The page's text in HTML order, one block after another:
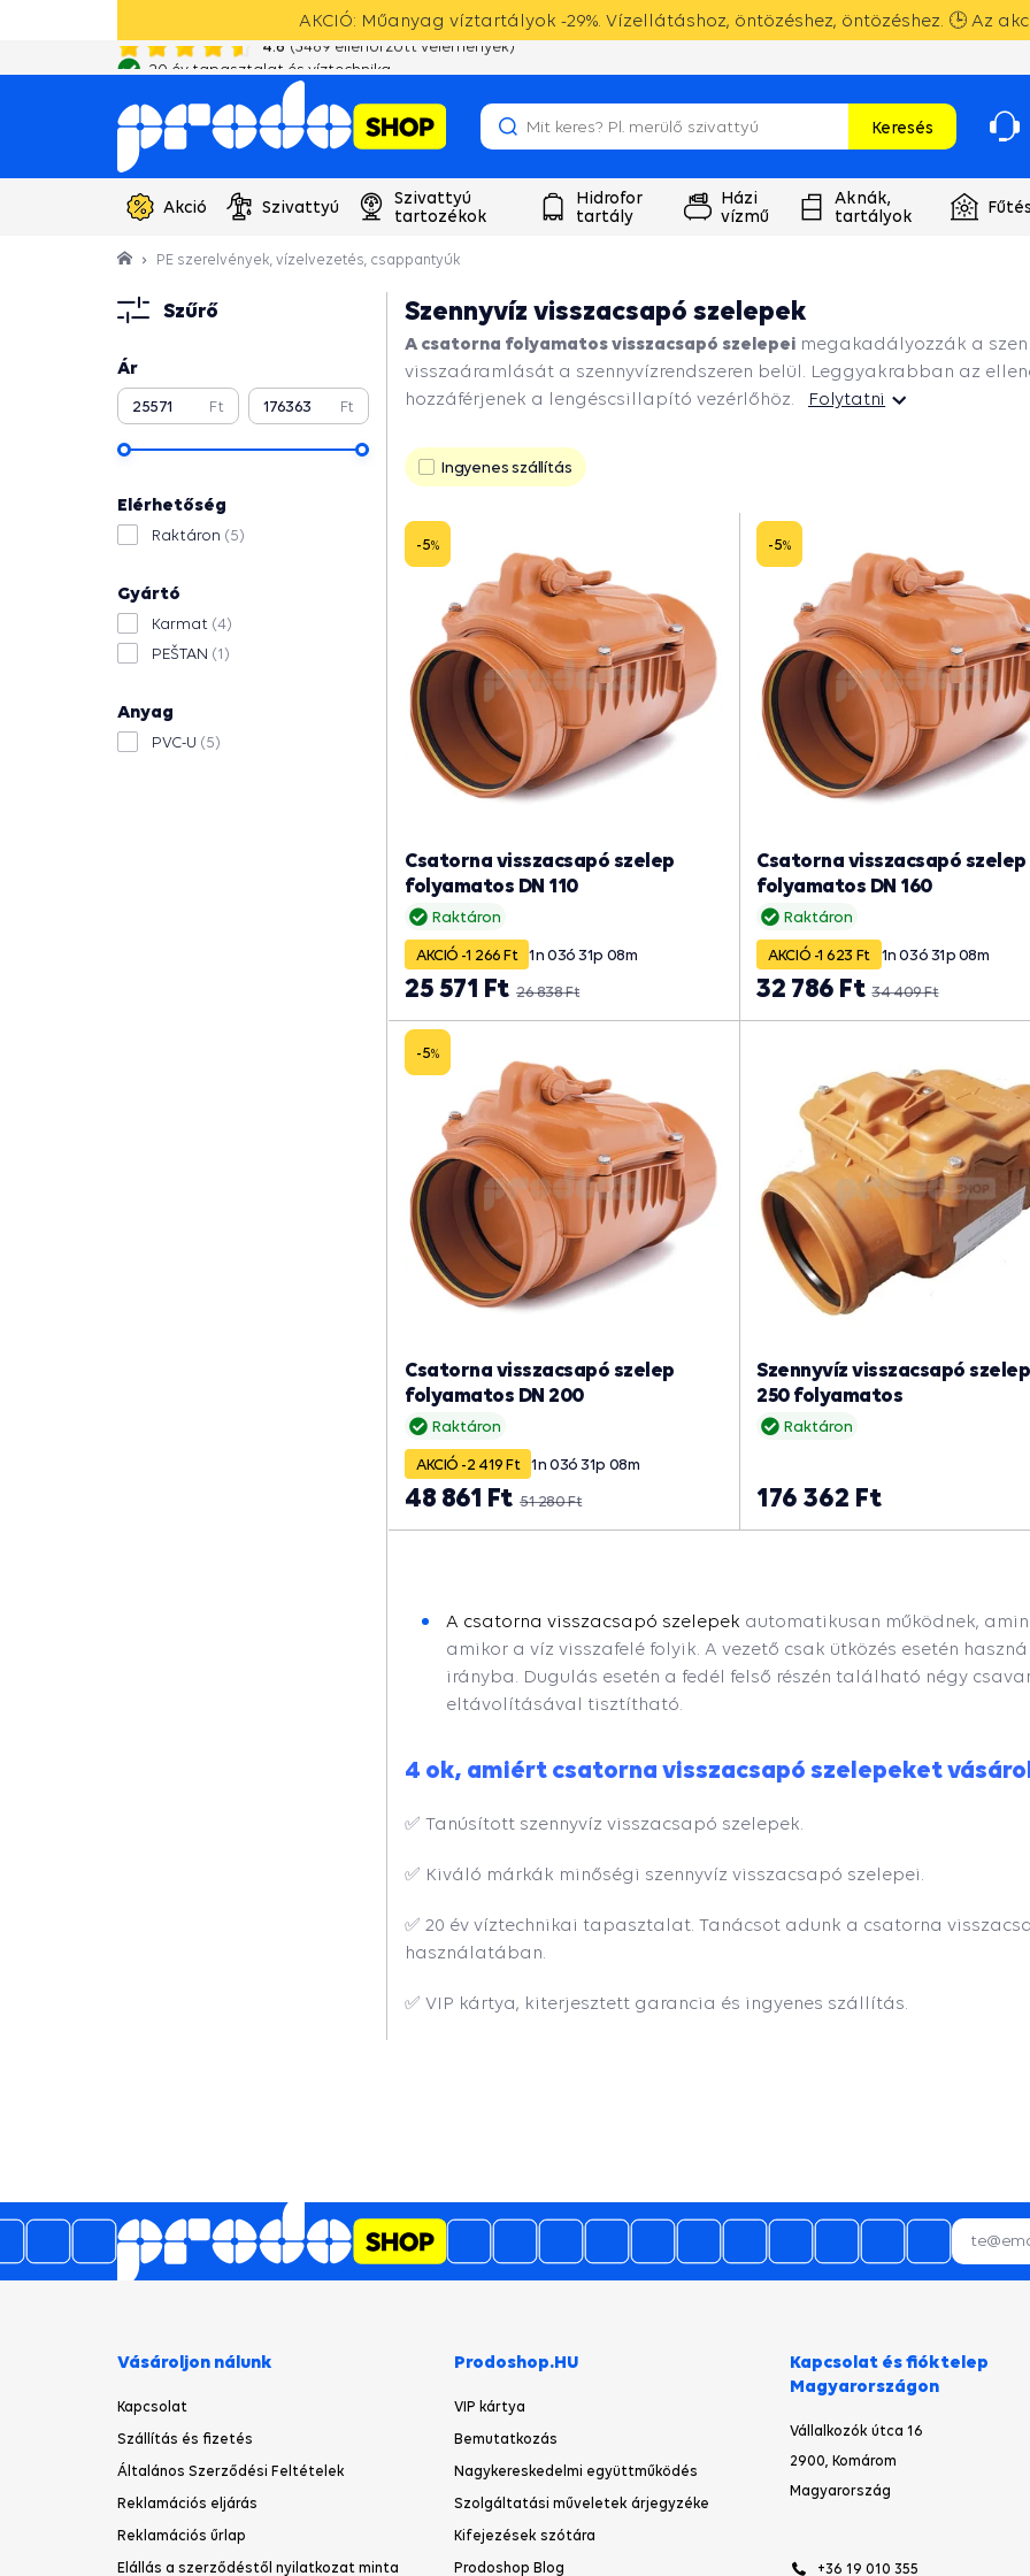
AKCIÓ: Műanyag víztartályok -29%. Vízellátáshoz, öntözéshez, öntözéshez. 🕒 Az
ellenőrzött vélemények)
20 év tapasztalat és víztechnika
Keresés
Akció Szivattyú
Szivattyú
tartozékok
Hidrofor
tartály
Házi
vízmű
Aknák,
tartályok
PE szerelvények, vízelvezetés, csappantyúk
Szűrő
Ár
Ft Ft
Elérhetőség
Raktáron (5)
Gyártó
Karmat (4)
PEŠTAN (1)
Anyag
PVC-U (5)
Szennyvíz visszacsapó szelepek
A csatorna folyamatos visszacsapó szelepei megakadályozzák a
visszaáramlását a szennyvízrendszeren belül. Leggyakrabban az
hozzáférjenek a lengéscsillapító vezérlőhöz.
Folytatni
Folytatni
Ingyenes szállítás
-5%
Raktáron
Csatorna visszacsapó szelep
folyamatos DN 110
AKCIÓ -1 266 Ft 1n03ó 31p 07m
26 838 Ft
25 571 Ft
-5%
Raktáron
Csatorna visszacsapó szelep
folyamatos DN 160
AKCIÓ -1 623 Ft 1n 03ó31p07m
34 409 Ft
32 786 Ft
-5%
Raktáron
Csatorna visszacsapó szelep
folyamatos DN 200
AKCIÓ -2 419 Ft 1n03ó 31p 07m
51 280 Ft
48 861 Ft
Raktáron
Szennyvíz visszacsapó
250 folyamatos
176 362 Ft
A csatorna visszacsapó szelepek automatikusan működnek,
amikor a víz visszafelé folyik. A vezető csak ütközés esetén
irányba. Dugulás esetén a fedél felső részén található négy
eltávolításával tisztítható.
4 ok, amiért csatorna visszacsapó szelepeket
✅ Tanúsított szennyvíz visszacsapó szelepek.
✅ Kiváló márkák minőségi szennyvíz visszacsapó szelepei.
✅ 20 év víztechnikai tapasztalat. Tanácsot adunk a csatorna
használatában.
✅ VIP kártya, kiterjesztett garancia és ingyenes szállítás.
Vásároljon nálunk
Kapcsolat
Szállítás és fizetés
Általános Szerződési Feltételek
Reklamációs eljárás
Reklamációs űrlap
Elállás a szerződéstől nyilatkozat minta
Prodoshop.HU
VIP kártya
Bemutatkozás
Nagykereskedelmi együttműködés
Szolgáltatási műveletek árjegyzéke
Kifejezések szótára
Prodoshop Blog
Kapcsolat és fióktelep
Magyarországon
Vállalkozók útca 16
2900, Komárom
Magyarország
+36 19 010 355